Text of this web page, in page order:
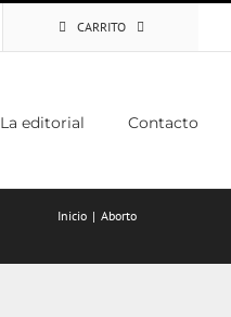
CARRITO
La editorial Contacto
Inicio Aborto